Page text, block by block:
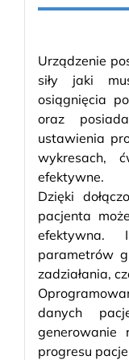
Urządzenie
siły jaki
osiągnięcia
oraz
ustawienia
wykresach,
efektywne.
Dzięki
pacjenta
efektywna.
parametrów
zadziałania,
danych
generowanie
progresu